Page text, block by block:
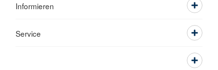
Informieren
Service